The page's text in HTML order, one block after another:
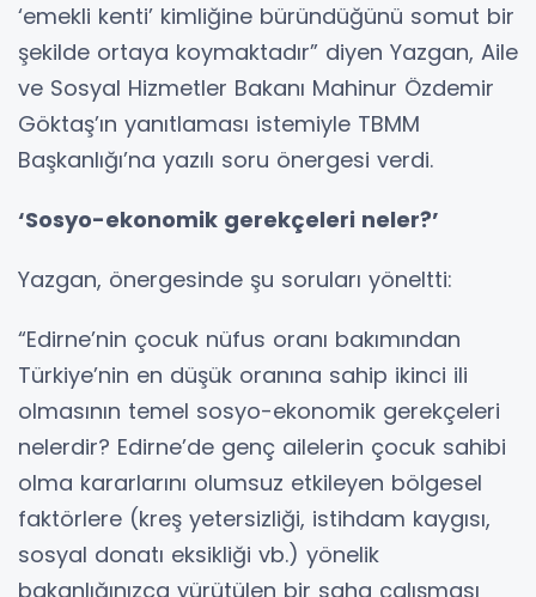
‘emekli kenti’ kimliğine büründüğünü somut bir
şekilde ortaya koymaktadır” diyen Yazgan, Aile
ve Sosyal Hizmetler Bakanı Mahinur Özdemir
Göktaş’ın yanıtlaması istemiyle TBMM
Başkanlığı’na yazılı soru önergesi verdi.
‘Sosyo-ekonomik gerekçeleri neler?’
Yazgan, önergesinde şu soruları yöneltti:
“Edirne’nin çocuk nüfus oranı bakımından
Türkiye’nin en düşük oranına sahip ikinci ili
olmasının temel sosyo-ekonomik gerekçeleri
nelerdir? Edirne’de genç ailelerin çocuk sahibi
olma kararlarını olumsuz etkileyen bölgesel
faktörlere (kreş yetersizliği, istihdam kaygısı,
sosyal donatı eksikliği vb.) yönelik
bakanlığınızca yürütülen bir saha çalışması